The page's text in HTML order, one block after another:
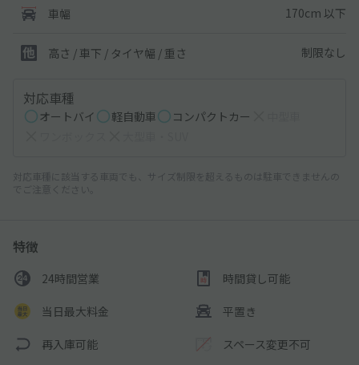
車幅 170cm 以下
高さ / 車下 / タイヤ幅 / 重さ 制限なし
対応車種
オートバイ 軽自動車 コンパクトカー
対応車種に該当する車両でも、サイズ制限を超えるものは駐車できませんの
でご注意ください。
特徴
24時間営業 時間貸し可能
当日最大料金 平置き
再入庫可能 スペース変更不可